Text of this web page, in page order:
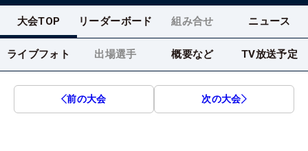
大会TOP リーダーボード 組み合せ ニュース
ライブフォト 出場選手 概要など TV放送予定
前の大会 次の大会